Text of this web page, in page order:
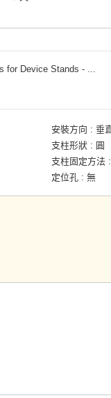
for Device Stands - ...
安裝方向
垂
支柱形狀
圓
支柱固定方法
定位孔 無